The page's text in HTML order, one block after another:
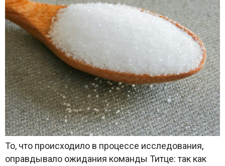
То, что происходило в процессе исследования,
оправдывало ожидания команды Титце: так как